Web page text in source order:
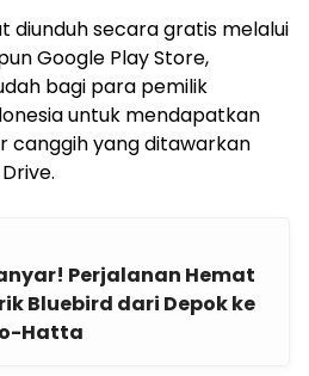
diunduh secara gratis melalui
Google Play Store,
bagi para pemilik
untuk mendapatkan
yang ditawarkan
Perjalanan Hemat
Bluebird dari Depok ke
Hatta